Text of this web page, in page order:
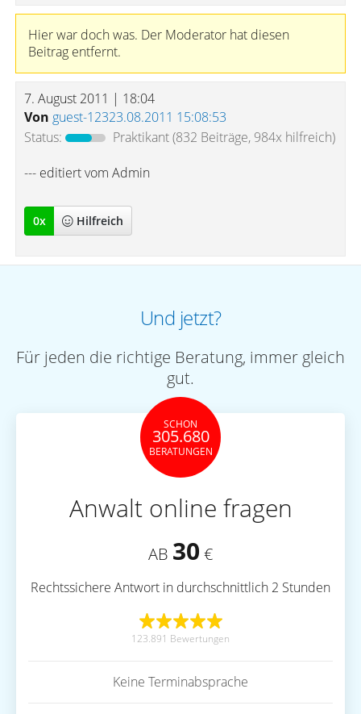
Hier war doch was. Der Moderator hat diesen
Beitrag entfernt.
7. August 2011 | 18:04
Von guest-12323.08.2011 15:08:53
Status:
Praktikant(832 Beiträge, 984x hilfreich)
--- editiert vom Admin
0x Hilfreich
Und jetzt?
Für jeden die richtige Beratung, immer gleich
gut.
SCHON
305.680
BERATUNGEN
Anwalt online fragen
AB 30 €
Rechtssichere Antwort in durchschnittlich 2 Stunden
123.891 Bewertungen
Keine Terminabsprache